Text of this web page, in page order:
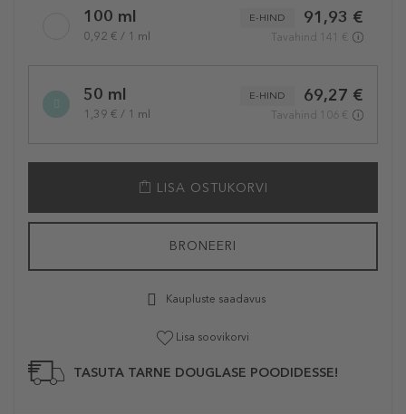
variation100 ml
0,92 € / 1 ml
91,93 €
E-HIND
Tavahind 141 €
50 ml
1,39 € / 1 ml
69,27 €
E-HIND
Tavahind 106 €
LISA OSTUKORVI
BRONEERI
Kaupluste saadavus
Lisa soovikorvi
TASUTA TARNE DOUGLASE POODIDESSE!